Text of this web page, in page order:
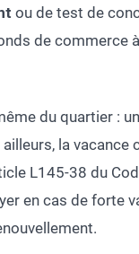
ou de test de
de commerce
du quartier :
la vacance
L145-38 du
en cas de forte